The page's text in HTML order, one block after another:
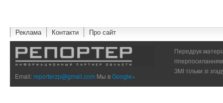
Реклама Контакти Про сайт
Email:reporterzp@gmail.com Мы вGoogle+
Передрук
ЗМІ тільки зі